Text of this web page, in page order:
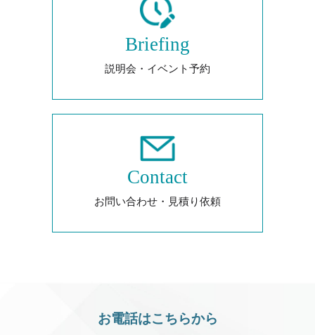
Briefing
説明会・イベント予約
Contact
お問い合わせ・見積り依頼
お電話はこちらから